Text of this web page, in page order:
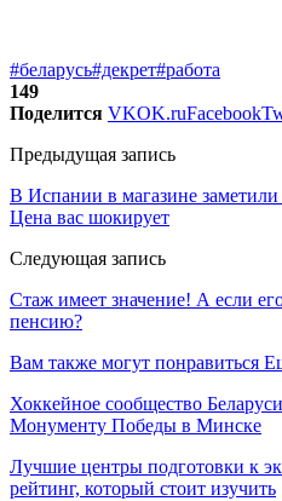
#беларусь#декрет#работа
149
Поделится VKOK.ruFacebook
Предыдущая запись
В Испании в магазине
Цена вас шокирует
Следующая запись
Стаж имеет значение! А если
пенсию?
Вам также могут понравиться
Хоккейное сообщество
Монументу Победы в Минске
Лучшие центры подготовки к
рейтинг, который стоит изучить